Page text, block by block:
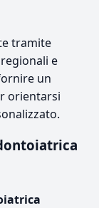
tramite
e
un
orientarsi